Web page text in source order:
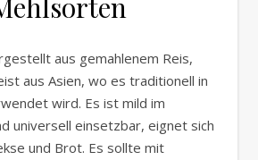
aus gemahlenem Reis,
aus Asien, wo es traditionell in
wird. Es ist mild im
universell einsetzbar, eignet sich
und Brot. Es sollte mit